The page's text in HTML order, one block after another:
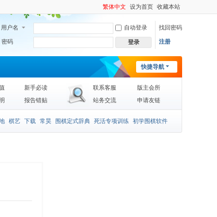
繁体中文 设为首页 收藏本站
用户名 自动登录 找回密码
密码 登录 注册
快捷导航
新手必读
报告错贴
联系客服
版主会所
站务交流
申请友链
棋艺 下载 常昊 围棋定式辞典 死活专项训练 初学围棋软件